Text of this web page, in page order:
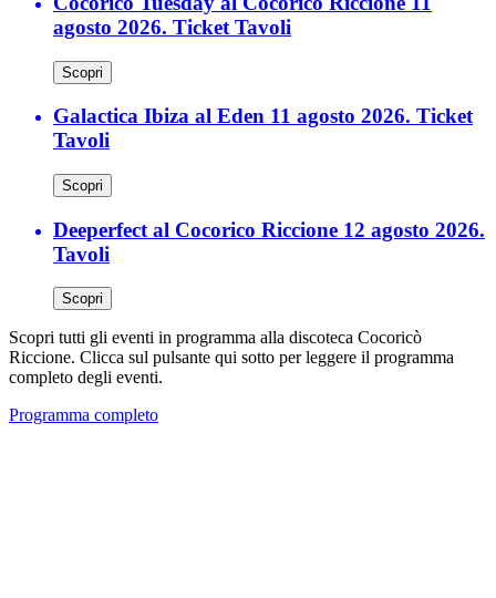
agosto 2026. Ticket Tavoli
Scopri
Galactica Ibiza al Eden 11 agosto 2026. Ticket
Tavoli
Scopri
Deeperfect al Cocorico Riccione 12 agosto 2026.
Tavoli
Scopri
Scopri tutti gli eventi in programma alla discoteca Cocoricò
Riccione. Clicca sul pulsante qui sotto per leggere il programma
completo degli eventi.
Programma completo